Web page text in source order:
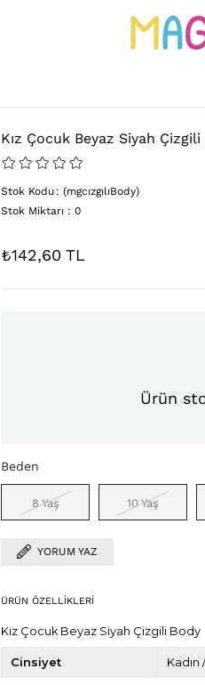
Kız Çocuk Beyaz Siyah Çizgili
(mgcızgılıBody)
Stok Kodu
Stok Miktarı : 0
₺142,60
Ürün
Beden
8 Yaş 10 Yaş
YORUM YAZ
ÜRÜN ÖZELLIKLERI
Kız Çocuk Beyaz Siyah Çizgili Body
Cinsiyet Kadın